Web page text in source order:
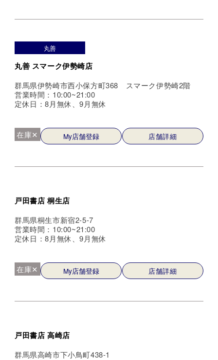
丸善
丸善 スマーク伊勢崎店
群馬県伊勢崎市西小保方町368 スマーク伊勢崎2階
営業時間：10:00~21:00
定休日：8月無休、9月無休
在庫✕ My店舗登録 店舗詳細
戸田書店 桐生店
群馬県桐生市新宿2-5-7
営業時間：10:00~21:00
定休日：8月無休、9月無休
在庫✕ My店舗登録 店舗詳細
戸田書店 高崎店
群馬県高崎市下小鳥町438-1